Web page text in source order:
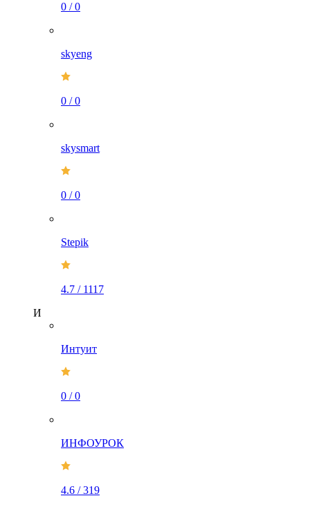
0 /0
skyeng
0 /0
skysmart
0 /0
Stepik
4.7 / 1117
И
Интуит
0 /0
ИНФОУРОК
4.6 /319